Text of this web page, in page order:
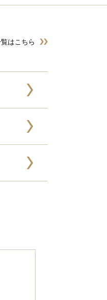
はこちら